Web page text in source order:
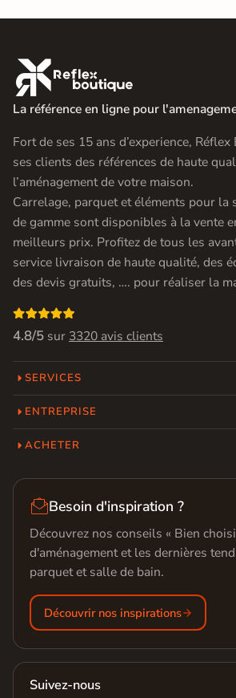

La référence en ligne pour
Fort de ses 15 ans d’experience,
ses clients des références de haute
l’aménagement de votre maison.
Carrelage, parquet et éléments pour la
de gamme sont disponibles à la vente
meilleurs prix. Profitez de tous les
service livraison de haute qualité, des
des devis gratuits, …. pour réaliser la

4.8/5 sur 3320 avis clients
SERVICES
ENTREPRISE
ACHETER
Besoin d'inspiration ?
Découvrez nos conseils « Bien
d'aménagement et les dernières
parquet et salle de bain.
Découvrir nos inspirations
Suivez-nous